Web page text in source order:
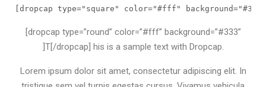
[dropcap type="square" color="#fff"
[dropcap type=”round” color=”#fff” background=”#333”
]T[/dropcap] his is a sample text with Dropcap.
Lorem ipsum dolor sit amet, consectetur adipiscing elit. In